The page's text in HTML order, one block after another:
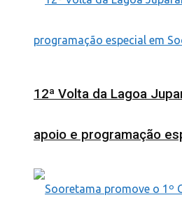
12ª Volta da Lagoa
apoio e programação